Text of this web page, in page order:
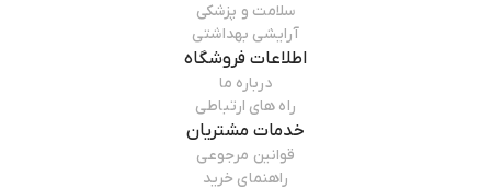
سلامت و پزشکی
آرایشی بهداشتی
اطلاعات فروشگاه
درباره ما
راه های ارتباطی
خدمات مشتریان
قوانین مرجوعی
راهنمای خرید